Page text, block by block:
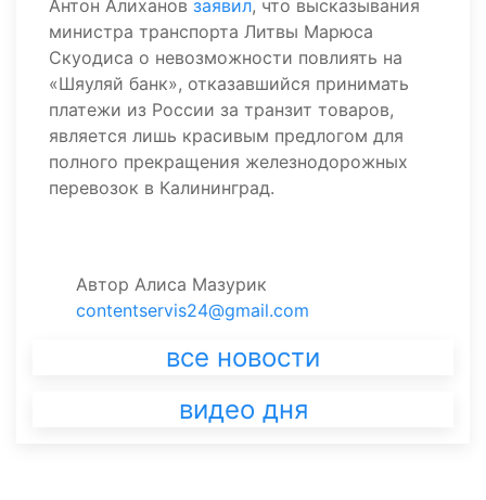
Антон Алиханов заявил, что высказывания
министра транспорта Литвы Марюса
Скуодиса о невозможности повлиять на
«Шяуляй банк», отказавшийся принимать
платежи из России за транзит товаров,
является лишь красивым предлогом для
полного прекращения железнодорожных
перевозок в Калининград.
Автор Алиса Мазурик
contentservis24@gmail.com
все новости
видео дня